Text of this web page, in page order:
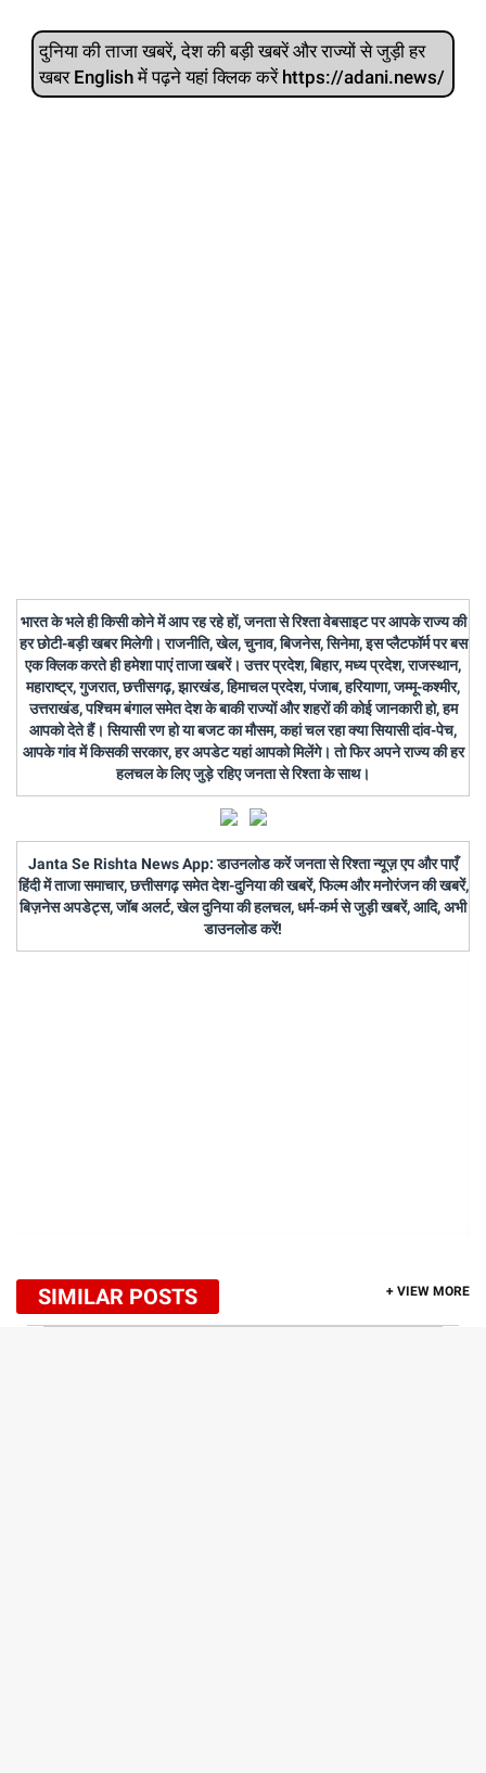
दुनिया की ताजा खबरें, देश की बड़ी खबरें और राज्‍यों से जुड़ी हर
खबर English में पढ़ने यहां क्लिक करें https://adani.news/
भारत के भले ही किसी कोने में आप रह रहे हों, जनता से रिश्ता वेबसाइट पर आपके राज्य की
हर छोटी-बड़ी खबर मिलेगी। राजनीति, खेल, चुनाव, बिजनेस, सिनेमा, इस प्लैटफॉर्म पर बस
एक क्लिक करते ही हमेशा पाएं ताजा खबरें। उत्तर प्रदेश, बिहार, मध्य प्रदेश, राजस्थान,
महाराष्ट्र, गुजरात, छत्तीसगढ़, झारखंड, हिमाचल प्रदेश, पंजाब, हरियाणा, जम्मू-कश्मीर,
उत्तराखंड, पश्चिम बंगाल समेत देश के बाकी राज्यों और शहरों की कोई जानकारी हो, हम
आपको देते हैं। सियासी रण हो या बजट का मौसम, कहां चल रहा क्या सियासी दांव-पेच,
आपके गांव में किसकी सरकार, हर अपडेट यहां आपको मिलेंगे। तो फिर अपने राज्य की हर
हलचल के लिए जुड़े रहिए जनता से रिश्ता के साथ।
Janta Se Rishta News App: डाउनलोड करें जनता से रिश्ता न्यूज़ एप और पाएँ
हिंदी में ताजा समाचार, छत्तीसगढ़ समेत देश-दुनिया की खबरें, फिल्म और मनोरंजन की खबरें,
बिज़नेस अपडेट्स, जॉब अलर्ट, खेल दुनिया की हलचल, धर्म-कर्म से जुड़ी खबरें, आदि, अभी
डाउनलोड करें!
SIMILAR POSTS + VIEW MORE